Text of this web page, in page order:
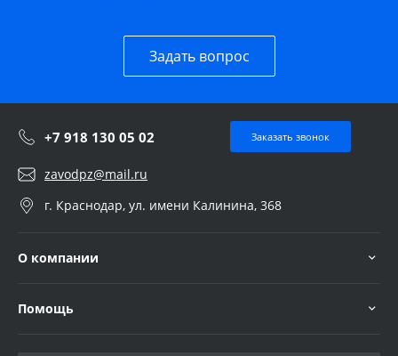
Задать вопрос
+7 918 130 05 02 Заказать звонок
zavodpz@mail.ru
г. Краснодар, ул. имени Калинина, 368
О компании
Помощь